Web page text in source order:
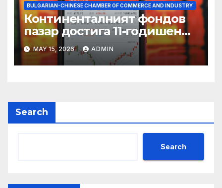
BULGARIAN-CHINESE CHAMBER OF COMMERCE AND INDUSTRY
Континенталният фондов
пазар достига 11-годишен
връх
MAY 15, 2026 ADMIN
Search
Search